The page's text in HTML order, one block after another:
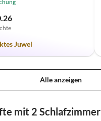
Juwel
Alle anzeigen
mit 2 Schlafzimmer